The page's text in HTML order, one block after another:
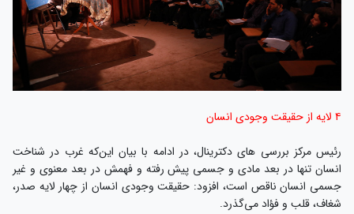
۴ لایه از حقیقت وجودی انسان
رئیس مرکز بررسی های دکترینال، در ادامه با بیان این‌که غرب در شناخت
انسان تنها در بعد مادی و جسمی پیش رفته و فهمش در بعد معنوی و غیر
جسمی انسان ناقص است، افزود: حقیقت وجودی انسان از چهار لایه صدر،
شغاف، قلب و فؤاد می‌گذرد.